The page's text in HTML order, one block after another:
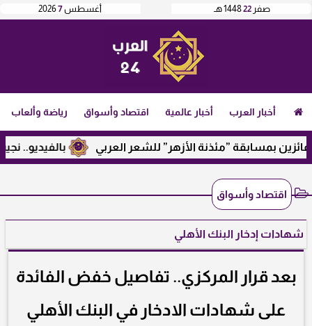
أغسطس7
2026 صفر 221448 هـ
أخبار العرب أخبار عالمية اقتصاد وأسواق رياضة وألعاب
بالفيديو.. نجيب ”مئذنة الأزهر” للشعر العربي
اقتصاد وأسواق
شهادات إدخار البنك الأهلي
بعد قرار المركزي.. تفاصيل خفض الفائدة
على شهادات الادخار في البنك الأهلي